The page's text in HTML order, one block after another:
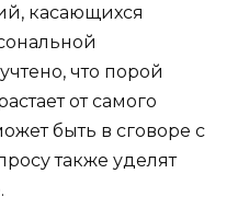
касающихся
что порой
от самого
быть в сговоре с
также уделят